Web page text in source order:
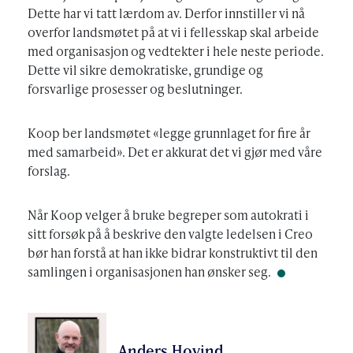
Dette har vi tatt lærdom av. Derfor innstiller vi nå
overfor landsmøtet på at vi i fellesskap skal arbeide
med organisasjon og vedtekter i hele neste periode.
Dette vil sikre demokratiske, grundige og
forsvarlige prosesser og beslutninger.
Koop ber landsmøtet «legge grunnlaget for fire år
med samarbeid». Det er akkurat det vi gjør med våre
forslag.
Når Koop velger å bruke begreper som autokrati i
sitt forsøk på å beskrive den valgte ledelsen i Creo
bør han forstå at han ikke bidrar konstruktivt til den
samlingen i organisasjonen han ønsker seg.